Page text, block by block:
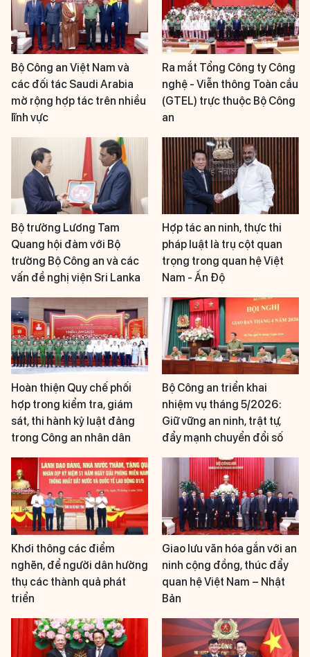
Bộ Công an Việt Nam và
các đối tác Saudi Arabia
mở rộng hợp tác trên nhiều
lĩnh vực
Ra mắt Tổng Công ty Công
nghệ - Viễn thông Toàn cầu
(GTEL) trực thuộc Bộ Công
an
Bộ trưởng Lương Tam
Quang hội đàm với Bộ
trưởng Bộ Công an và các
vấn đề nghị viện Sri Lanka
Hợp tác an ninh, thực thi
pháp luật là trụ cột quan
trọng trong quan hệ Việt
Nam - Ấn Độ
Hoàn thiện Quy chế phối
hợp trong kiểm tra, giám
sát, thi hành kỷ luật đảng
trong Công an nhân dân
Bộ Công an triển khai
nhiệm vụ tháng 5/2026:
Giữ vững an ninh, trật tự,
đẩy mạnh chuyển đổi số
Khơi thông các điểm
nghẽn, để người dân hưởng
thụ các thành quả phát
triển
Giao lưu văn hóa gắn với an
ninh cộng đồng, thúc đẩy
quan hệ Việt Nam – Nhật
Bản